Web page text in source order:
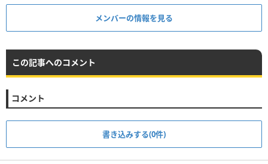
メンバーの情報を見る
この記事へのコメント
コメント
書き込みする(0件)